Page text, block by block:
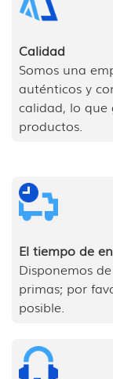
Calidad
Somos una
auténticos y
calidad, lo que
productos.
El tiempo de
Disponemos
primas; por
posible.